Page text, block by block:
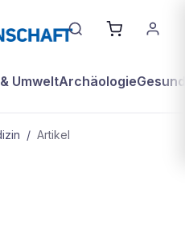
UmweltArchäologie
/ Artikel
Gute